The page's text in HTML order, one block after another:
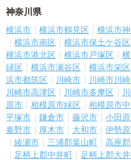
神奈川県
横浜市 横浜市鶴見区 横浜市
横浜市南区
横浜市保土ケ谷区
横浜市港北区
横浜市戸塚区
緑区
横浜市瀬谷区 横浜市栄区
浜市都筑区
川崎市 川崎市川
川崎市高津区
川崎市多摩区
原市
相模原市緑区 相模原市
平塚市
鎌倉市 藤沢市 小田
秦野市
厚木市 大和市 伊勢
綾瀬市
三浦郡葉山町 高座
足柄上郡中井町
足柄上郡大